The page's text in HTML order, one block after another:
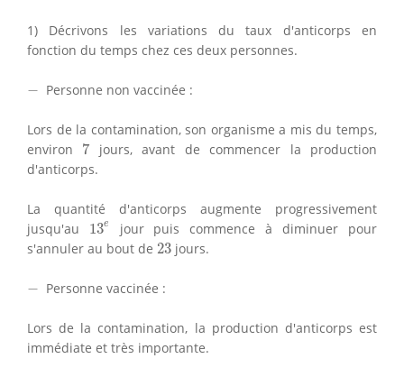
1) Décrivons les variations du taux d'anticorps en
fonction du temps chez ces deux personnes.
− Personne non vaccinée :
Lors de la contamination, son organisme a mis du temps,
environ 7
7 jours, avant de commencer la production
d'anticorps.
La quantité d'anticorps augmente progressivement
jusqu'au 13e
13e jour puis commence à diminuer pour
s'annuler au bout de 23
23 jours.
− Personne vaccinée :
Lors de la contamination, la production d'anticorps est
immédiate et très importante.